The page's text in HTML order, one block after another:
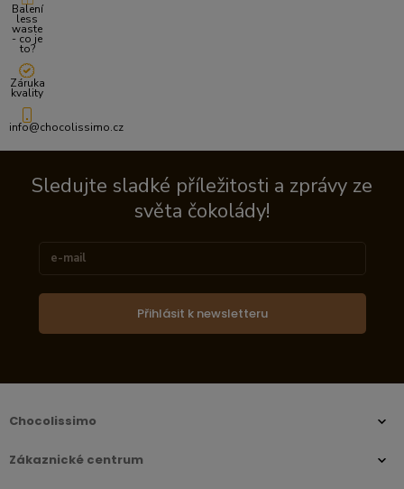
Balení
less
waste
- co je
to?
Záruka
kvality
info@chocolissimo.cz
Sledujte sladké příležitosti a zprávy ze
světa čokolády!
Přihlásit k newsletteru
Chocolissimo
Zákaznické centrum